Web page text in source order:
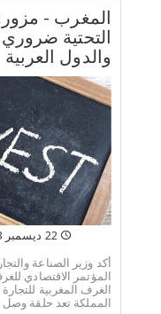
المغرب - مزور:
التحتية ضروري
والدول العربية
22 ديسمبر 2023
أكد وزير الصناعة
المؤتمر الاقتصادي
الغرف المغربية
المملكة تعد حلقة وصل